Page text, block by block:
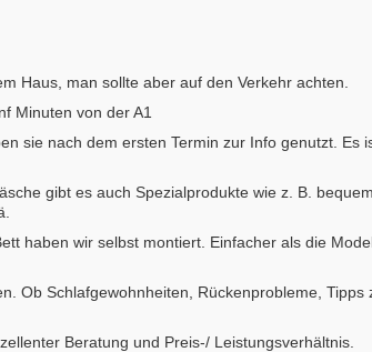
Haus, man sollte aber auf den Verkehr achten.
Minuten von der A1
sie nach dem ersten Termin zur Info genutzt.
gibt es auch Spezialprodukte wie z. B.
haben wir selbst montiert. Einfacher als die
Ob Schlafgewohnheiten, Rückenprobleme,
Beratung und Preis-/ Leistungsverhältnis.